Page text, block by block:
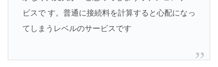
ビスで す。普通に接続料を計算すると心配になっ
てしまうレベルのサービスです